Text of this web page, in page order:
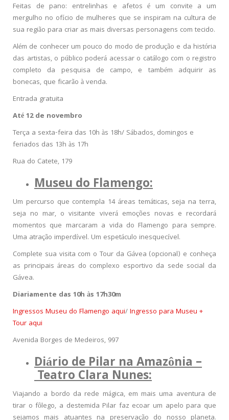
Feitas de pano: entrelinhas e afetos é um convite a um
mergulho no ofício de mulheres que se inspiram na cultura de
sua região para criar as mais diversas personagens com tecido.
Além de conhecer um pouco do modo de produção e da história
das artistas, o público poderá acessar o catálogo com o registro
completo da pesquisa de campo, e também adquirir as
bonecas, que ficarão à venda.
Entrada gratuita
Até 12 de novembro
Terça a sexta-feira das 10h às 18h/ Sábados, domingos e
feriados das 13h às 17h
Rua do Catete, 179
Museu do Flamengo:
Um percurso que contempla 14 áreas temáticas, seja na terra,
seja no mar, o visitante viverá emoções novas e recordará
momentos que marcaram a vida do Flamengo para sempre.
Uma atração imperdível. Um espetáculo inesquecível.
Complete sua visita com o Tour da Gávea (opcional) e conheça
as principais áreas do complexo esportivo da sede social da
Gávea.
Diariamente das 10h às 17h30m
Ingressos Museu do Flamengo aqui/Ingresso para Museu +
Tour aqui
Avenida Borges de Medeiros, 997
Diário de Pilar na Amazônia –
Teatro Clara Nunes:
Viajando a bordo da rede mágica, em mais uma aventura de
tirar o fôlego, a destemida Pilar faz ecoar um apelo para que